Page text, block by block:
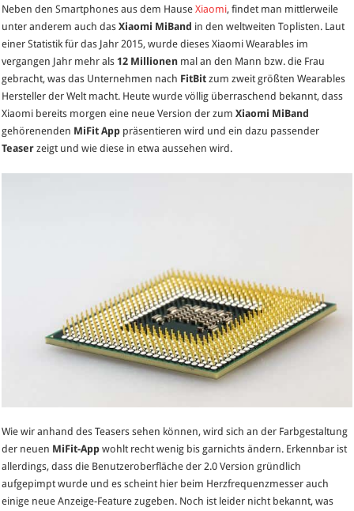
2.0
–
neue
Version
der
MiFit-
App
wird
offiziell
Neben den Smartphones aus dem HauseXiaomi, findet man mittlerweile
unter anderem auch dasXiaomi MiBand in den weltweiten Toplisten. Laut
einer Statistik für das Jahr 2015, wurde dieses Xiaomi Wearables im
vergangen Jahr mehr als12 Millionen mal an den Mann bzw. die Frau
gebracht, was das Unternehmen nach FitBit zum zweit größten Wearables
Hersteller der Welt macht. Heute wurde völlig überraschend bekannt, dass
Xiaomi bereits morgen eine neue Version der zumXiaomi MiBand
gehörenenden MiFit App präsentieren wird und ein dazu passender
Teaser zeigt und wie diese in etwa aussehen wird.
Wie wir anhand des Teasers sehen können, wird sich an der Farbgestaltung
der neuen MiFit-App wohlt recht wenig bis garnichts ändern. Erkennbar ist
allerdings, dass die Benutzeroberfläche der 2.0 Version gründlich
aufgepimpt wurde und es scheint hier beim Herzfrequenzmesser auch
einige neue Anzeige-Feature zugeben. Noch ist leider nicht bekannt, was